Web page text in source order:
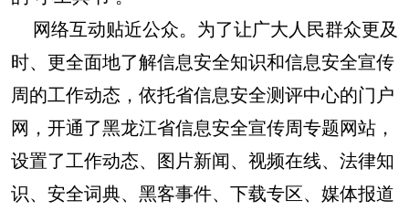
网络互动贴近公众。为了让广大人民群众更及
时、更全面地了解信息安全知识和信息安全宣传
周的工作动态，依托省信息安全测评中心的门户
网，开通了黑龙江省信息安全宣传周专题网站，
设置了工作动态、图片新闻、视频在线、法律知
识、安全词典、黑客事件、下载专区、媒体报道